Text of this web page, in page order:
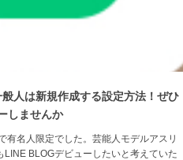
人は新規作成する設定方法！ぜひ
しませんか
有名人限定でした。芸能人モデルアスリ
LINE BLOGデビューしたいと考えていた